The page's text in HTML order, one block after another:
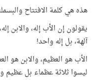
هذه هي كلمة الافتتاح
يقولون إن الأب إله، والابن
آلهة، بل إله واحد!
الأب هو العظيم، والابن هو
ليسوا ثلاثة عظماء بل عظيم